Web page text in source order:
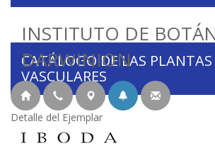
INSTITUTO DE
DARWINION
CATÁLOGO DE LAS PLANTAS
VASCULARES
Detalle del Ejemplar